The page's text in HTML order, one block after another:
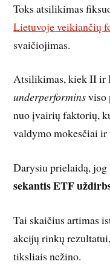
Toks atsilikimas
Lietuvoje veikiančių
svaičiojimas.
Atsilikimas, kiek II ir
underperforminsviso
nuo įvairių faktorių,
valdymo mokesčiai
Darysiu prielaidą, jog
sekantis ETF
Tai skaičius artimas
akcijų rinkų
tiksliais nežino.